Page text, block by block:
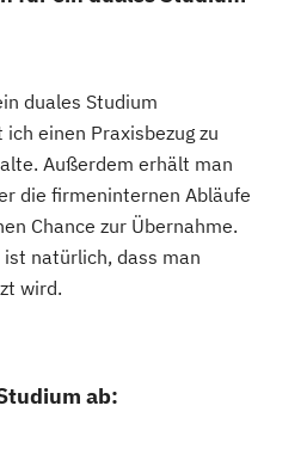
duales Studium
einen Praxisbezug zu
Außerdem erhält man
die firmeninternen Abläufe
Chance zur Übernahme.
natürlich, dass man
wird.
ab: